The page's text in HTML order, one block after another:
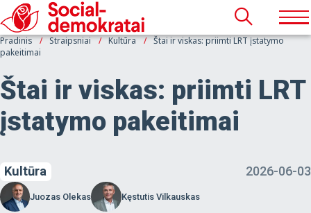
Pradinis Straipsniai Kultūra
Štai ir viskas: priimti LRT įstatymo
pakeitimai
Štai ir viskas: priimti LRT
įstatymo pakeitimai
Kultūra 2026-06-03
Juozas Olekas Kęstutis Vilkauskas